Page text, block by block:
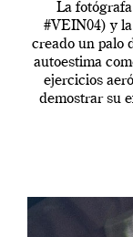
La
#VEIN04) y
creado un palo
autoestima
ejercicios
demostrar su